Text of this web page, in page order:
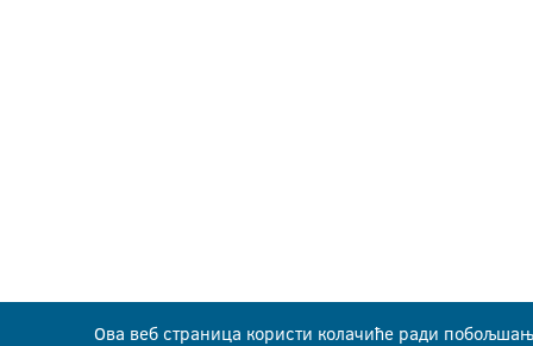
Ова веб страница користи колачиће ради